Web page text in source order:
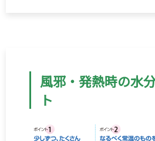
風邪・発熱時の水
ト